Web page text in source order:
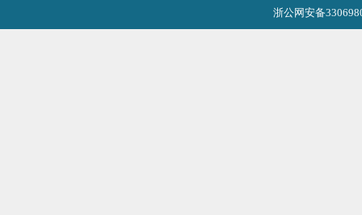
浙公网安备